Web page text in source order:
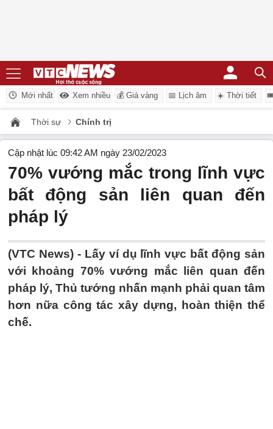
Mới nhất Xem nhiều 💰 Giá vàng 📅 Lịch âm ☀️ Thời tiết
Thời sự Chính trị
Cập nhật lúc 09:42 AM ngày 23/02/2023
70% vướng mắc trong lĩnh vực
bất động sản liên quan đến
pháp lý
(VTC News) - Lấy ví dụ lĩnh vực bất động sản
với khoảng 70% vướng mắc liên quan đến
pháp lý, Thủ tướng nhấn mạnh phải quan tâm
hơn nữa công tác xây dựng, hoàn thiện thể
chế.